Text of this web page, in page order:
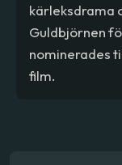
kärleksdrama
Guldbjörnen
nominerades
film.